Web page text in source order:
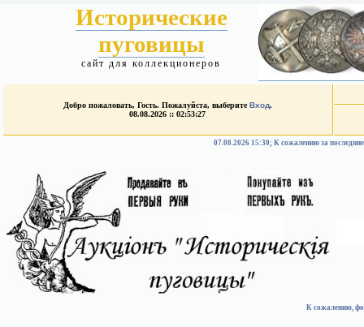
Исторические
пуговицы
сайт для коллекционеров
Добро пожаловать, Гость. Пожалуйста, выберитеВход.
08.08.2026 :: 02:53:27
07.08.2026 15:30; К сожалению за
К сожалению,